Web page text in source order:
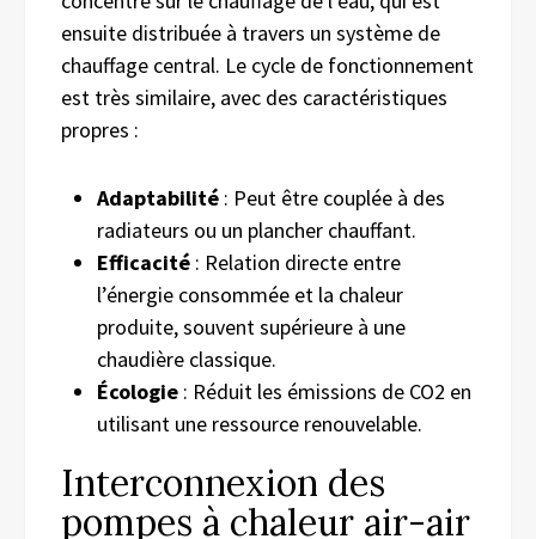
ensuite distribuée à travers un système de
chauffage central. Le cycle de fonctionnement
est très similaire, avec des caractéristiques
propres :
Adaptabilité : Peut être couplée à des
radiateurs ou un plancher chauffant.
Efficacité : Relation directe entre
l’énergie consommée et la chaleur
produite, souvent supérieure à une
chaudière classique.
Écologie : Réduit les émissions de CO2 en
utilisant une ressource renouvelable.
Interconnexion des
pompes à chaleur air-air